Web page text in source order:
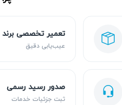
تعمیر تخصصی
عیب‌یابی دقیق
صدور رسید رسمی
ثبت جزئیات خدمات